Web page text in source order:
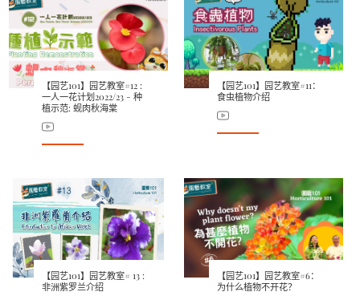
【园艺101】园艺教室#12 :
一人一花计划2022/23 - 种
植示范: 蚬肉秋海棠
【园艺101】园艺教室#11：
食虫植物介绍
【园艺101】园艺教室# 13 :
非洲紫罗兰介绍
【园艺101】园艺教室#6：
为什么植物不开花？